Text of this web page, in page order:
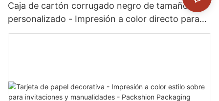
Caja de cartón corrugado negro de tamaño
personalizado - Impresión a color directo para
envíos de comercio electrónico de marca -